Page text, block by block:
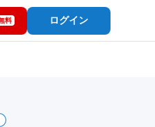
料 ログイン